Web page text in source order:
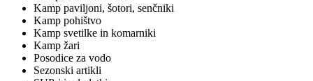
Kamp paviljoni, šotori, senčniki
Kamp pohištvo
Kamp svetilke in komarniki
Kamp žari
Posodice za vodo
Sezonski artikli